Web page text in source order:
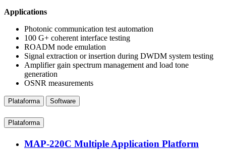
Applications
Photonic communication test automation
100 G+ coherent interface testing
ROADM node emulation
Signal extraction or insertion during DWDM system testing
Amplifier gain spectrum management and load tone
generation
OSNR measurements
Plataforma Software
Plataforma
MAP-220C Multiple Application Platform